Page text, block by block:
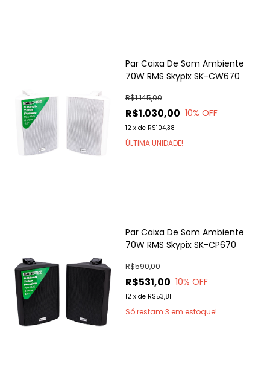
Par Caixa De Som Ambiente
70W RMS Skypix SK-CW670
R$1.030,00
R$1.145,00
10% OFF
12 x de R$104,38
ÚLTIMA UNIDADE!
Par Caixa De Som Ambiente
70W RMS Skypix SK-CP670
R$531,00
R$590,00
10% OFF
12 x de R$53,81
Só restam 3 em estoque!